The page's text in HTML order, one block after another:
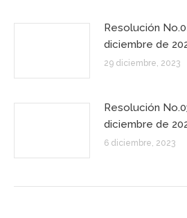
Resolución
diciembre de
29 diciembre, 2023
Resolución
diciembre de
6 diciembre, 2023